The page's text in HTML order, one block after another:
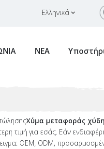
Ελληνικά
ΝΕΑ
Χύμα μεταφοράς
τιμή για εσάς. Εάν
OEM, ODM,